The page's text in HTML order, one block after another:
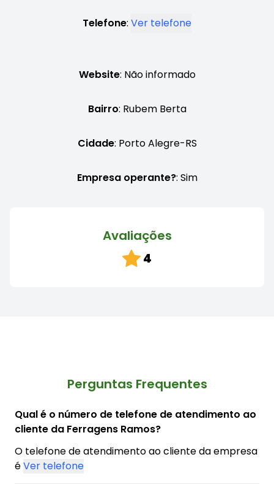
Telefone: Ver telefone
Website: Não informado
Bairro: Rubem Berta
Cidade: Porto Alegre-RS
Empresa operante?: Sim
Avaliações
4
Perguntas Frequentes
Qual é o número de telefone de atendimento ao
cliente da Ferragens Ramos?
O telefone de atendimento ao cliente da empresa
éVer telefone